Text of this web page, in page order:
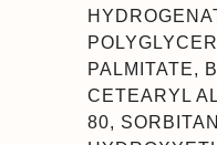
PALMITATE,
CETEARYL
80,